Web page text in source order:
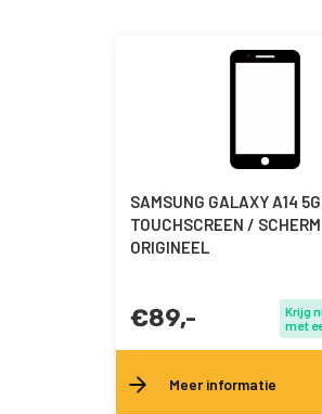
SAMSUNG GALAXY A14
TOUCHSCREEN / SCHERM
ORIGINEEL
€89,-
Krijg
met
Meer informatie